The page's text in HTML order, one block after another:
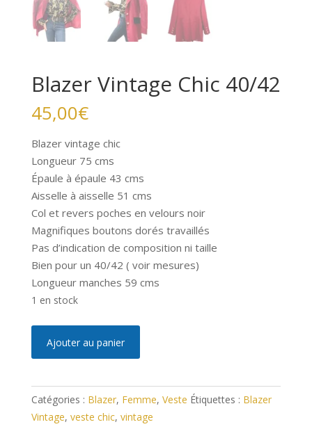
Blazer Vintage Chic 40/42
45,00€
Blazer vintage chic
Longueur 75 cms
Épaule à épaule 43 cms
Aisselle à aisselle 51 cms
Col et revers poches en velours noir
Magnifiques boutons dorés travaillés
Pas d’indication de composition ni taille
Bien pour un 40/42 ( voir mesures)
Longueur manches 59 cms
1 en stock
Vintage
Chic
40/42
Ajouter au panier
e
r
n
Catégories : Blazer, Femme, Veste Étiquettes : Blazer
Vintage, veste chic, vintage